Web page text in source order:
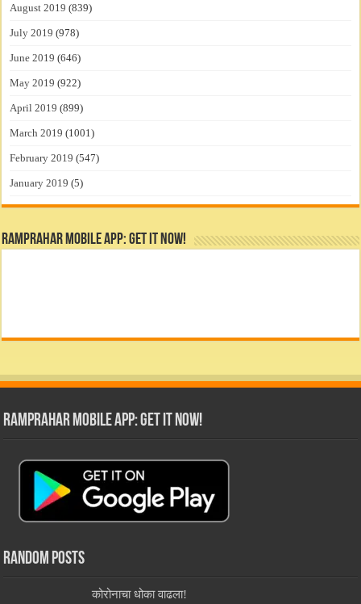
August 2019 (839)
July 2019 (978)
June 2019 (646)
May 2019 (922)
April 2019 (899)
March 2019 (1001)
February 2019 (547)
January 2019 (5)
RamPrahar Mobile App: Get it Now!
RamPrahar Mobile App: Get it Now!
Random Posts
कोरोनाचा धोका वाढला!